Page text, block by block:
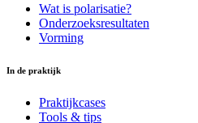
Wat is polarisatie?
Onderzoeksresultaten
Vorming
In de praktijk
Praktijkcases
Tools & tips